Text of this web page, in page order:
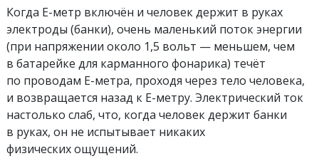
Когда Е-метр включён и человек держит в руках
электроды (банки), очень маленький поток энергии
(при напряжении около 1,5 вольт — меньшем, чем
в батарейке для карманного фонарика) течёт
по проводам Е-метра, проходя через тело человека,
и возвращается назад к Е-метру. Электрический ток
настолько слаб, что, когда человек держит банки
в руках, он не испытывает никаких
физических ощущений.